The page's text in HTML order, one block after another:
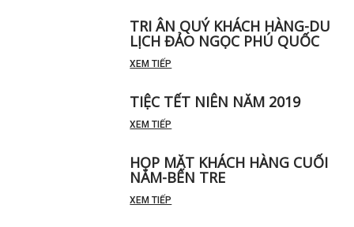
TRI ÂN QUÝ KHÁCH HÀNG-DU
LỊCH ĐẢO NGỌC PHÚ QUỐC
XEM TIẾP
TIỆC TẾT NIÊN NĂM 2019
XEM TIẾP
HỌP MẶT KHÁCH HÀNG CUỐI
NĂM-BẾN TRE
XEM TIẾP